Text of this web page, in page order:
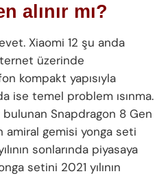
alınır mı?
Xiaomi 12 şu anda
üzerinde
kompakt yapısıyla
ise temel problem ısınma.
bulunan Snapdragon 8 Gen
amiral gemisi yonga seti
sonlarında piyasaya
setini 2021 yılının